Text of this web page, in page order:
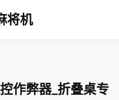
将机
作弊器_折叠桌专